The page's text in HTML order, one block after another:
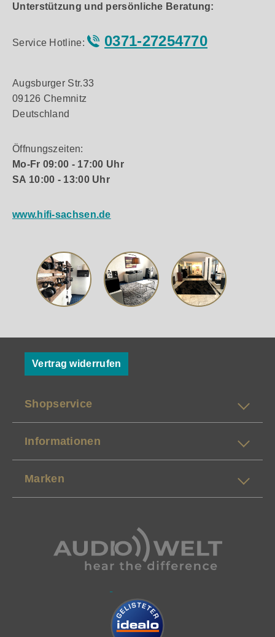
Unterstützung und persönliche Beratung:
Service Hotline: 0371-27254770
Augsburger Str.33
09126 Chemnitz
Deutschland
Öffnungszeiten:
Mo-Fr 09:00 - 17:00 Uhr
SA 10:00 - 13:00 Uhr
www.hifi-sachsen.de
Vertrag widerrufen
Shopservice
Informationen
Marken